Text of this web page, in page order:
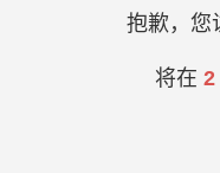
抱歉，您
将在 2